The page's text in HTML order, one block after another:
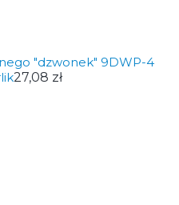
"dzwonek" 9DWP-4
27,08 zł